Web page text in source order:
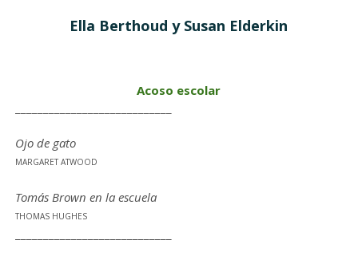
Ella Berthoud y Susan Elderkin
Acoso escolar
Ojo de gato
MARGARET ATWOOD
Tomás Brown en la escuela
THOMAS HUGHES